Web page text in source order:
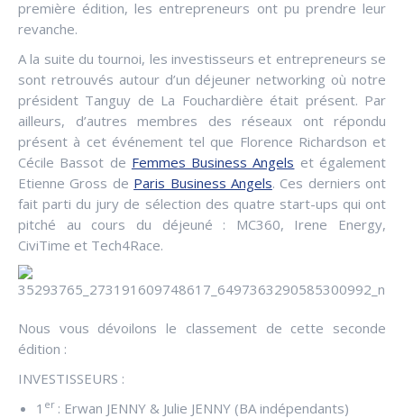
première édition, les entrepreneurs ont pu prendre leur
revanche.
A la suite du tournoi, les investisseurs et entrepreneurs se
sont retrouvés autour d’un déjeuner networking où notre
président Tanguy de La Fouchardière était présent. Par
ailleurs, d’autres membres des réseaux ont répondu
présent à cet événement tel que Florence Richardson et
Cécile Bassot de Femmes Business Angels et également
Etienne Gross de Paris Business Angels. Ces derniers ont
fait parti du jury de sélection des quatre start-ups qui ont
pitché au cours du déjeuné : MC360, Irene Energy,
CiviTime et Tech4Race.
Nous vous dévoilons le classement de cette seconde
édition :
INVESTISSEURS :
1 er : Erwan JENNY & Julie JENNY (BA indépendants)